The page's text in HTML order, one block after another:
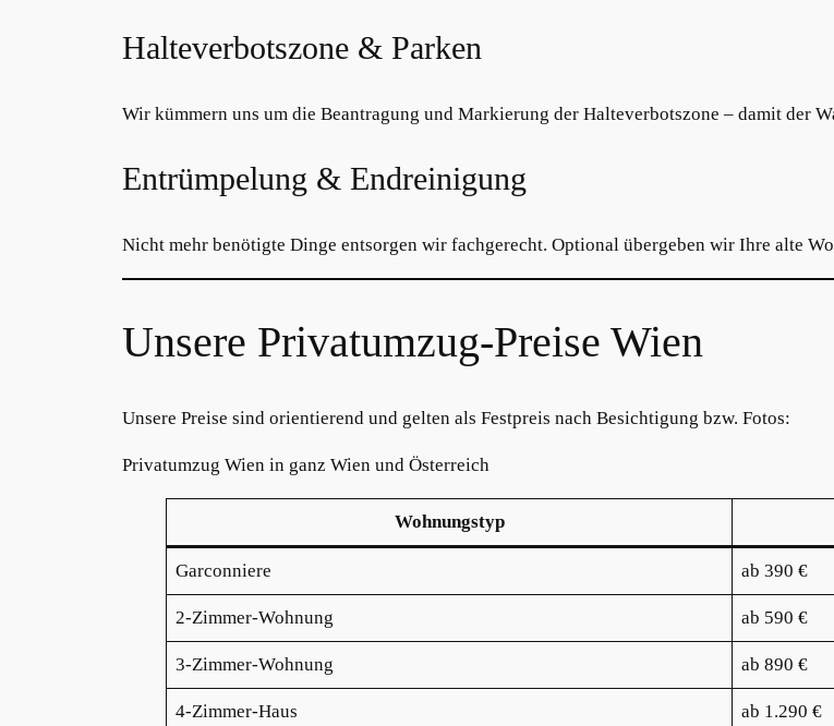
Halteverbotszone & Parken
Wir kümmern uns um die Beantragung und Markierung der Halteverbotszone – damit der
Entrümpelung & Endreinigung
Nicht mehr benötigte Dinge entsorgen wir fachgerecht. Optional übergeben wir Ihre alte
Unsere Privatumzug-Preise Wien
Unsere Preise sind orientierend und gelten als Festpreis nach Besichtigung bzw. Fotos:
Privatumzug Wien in ganz Wien und Österreich
Wohnungstyp
Garconniere ab 390 €
2-Zimmer-Wohnung ab 590 €
3-Zimmer-Wohnung ab 890 €
4-Zimmer-Haus ab 1.290 €